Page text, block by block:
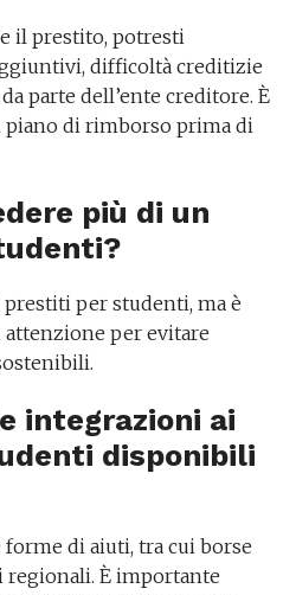
il prestito, potresti
difficoltà creditizie
parte dell’ente creditore. È
piano di rimborso prima di
più di un
prestiti per studenti, ma è
per evitare
integrazioni ai
disponibili
di aiuti, tra cui borse
È importante